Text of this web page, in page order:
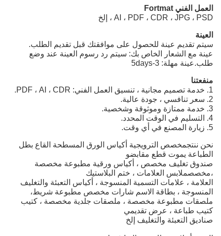
العمل الفني Fortmat
AI ، PDF ، CDR ، JPG ، PSD ، إلخ
العينة
سيتم تقديم عينة للحصول على موافقتك قبل تقديم الطلب.
عينة مع الشعار الخاص بك: سيتم رد رسوم العينة عند وضع
طلب.عينة مهلة: 3-5days
منفعتنا
1. خدمة تصميم مجانية ، تنسيق العمل الفني: PDF ، AI ، CDR.
2. سعر تنافسي ، جودة عالية.
3. خدمة ممتازة وموثوقة وشخصية.
4. التسليم في الوقت المحدد.
5. زيارة المصنع في أي وقت.
نحن ننتجمخصص الترويجية أكياس الورق المسطحة القاع بطل
الطباعة يموت قطع مقابضو
صندوق تغليف مخصص ، أكياس ورقية مطبوعة مخصصة
مخصصملابس العلامات ، ختم البلاستيك
العلامة ، علامات التسمية المنسوجة ، أكياس التعبئة والتغليف
المنسوجة ، بطاقة الاسم شارات مخصص مطبوعة شريط،
ملصقات مطبوعة مخصصة ، ملصقات جلدية مخصصة ، كتيب
كتيب طباعة ، عرض تقديمي
صناديق التعبئة والتغليف إلخ